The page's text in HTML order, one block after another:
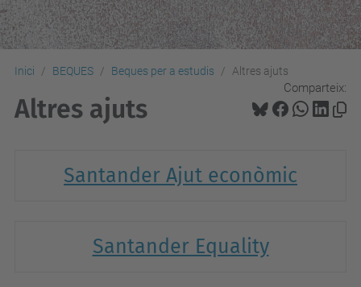
Inici BEQUES Beques per a estudis Altres ajuts
Comparteix:
Altres ajuts
Santander Ajut econòmic
Santander Equality